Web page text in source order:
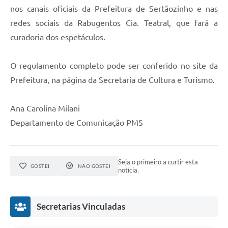
nos canais oficiais da Prefeitura de Sertãozinho e nas
redes sociais da Rabugentos Cia. Teatral, que fará a
curadoria dos espetáculos.
O regulamento completo pode ser conferido no site da
Prefeitura, na página da Secretaria de Cultura e Turismo.
Ana Carolina Milani
Departamento de Comunicação PMS
GOSTEI NÃO GOSTEI
Seja o primeiro a curtir esta
notícia.
Secretarias Vinculadas